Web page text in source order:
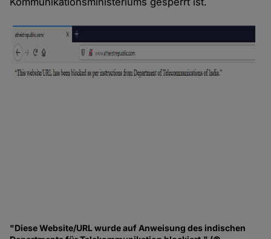
"Diese Website/URL wurde auf Anweisung des indischen